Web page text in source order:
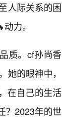
人际关系的困
力。
质。cf孙尚香
的眼神中，
在自己的生活
？2023年的世